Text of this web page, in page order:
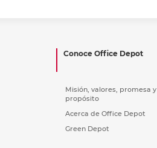
Conoce Office Depot
Misión, valores, promesa y
propósito
Acerca de Office Depot
Green Depot